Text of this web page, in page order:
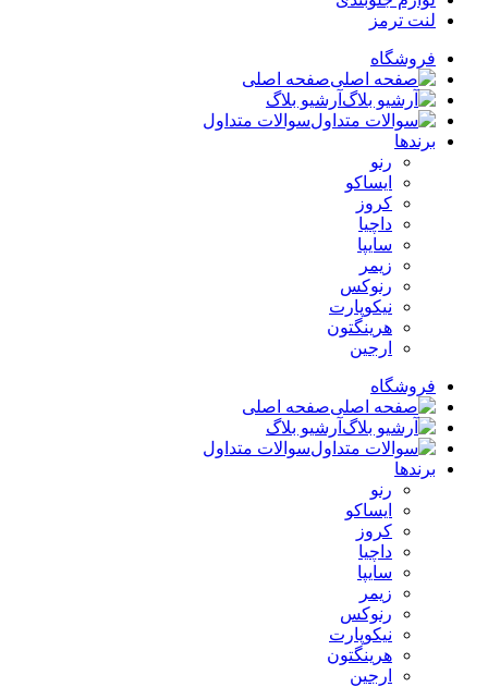
لنت ترمز
فروشگاه
صفحه اصلی
آرشیو بلاگ
سوالات متداول
برندها
رنو
ایساکو
کروز
داچیا
سایپا
زیمر
رنوکس
نیکوپارت
هرینگتون
ارجین
فروشگاه
صفحه اصلی
آرشیو بلاگ
سوالات متداول
برندها
رنو
ایساکو
کروز
داچیا
سایپا
زیمر
رنوکس
نیکوپارت
هرینگتون
ارجین